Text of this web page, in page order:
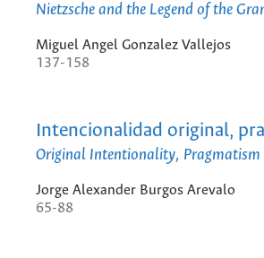
Nietzsche and the Legend of the
Miguel Angel Gonzalez Vallejos
137-158
Intencionalidad original,
Original Intentionality, Pragmatism
Jorge Alexander Burgos Arevalo
65-88